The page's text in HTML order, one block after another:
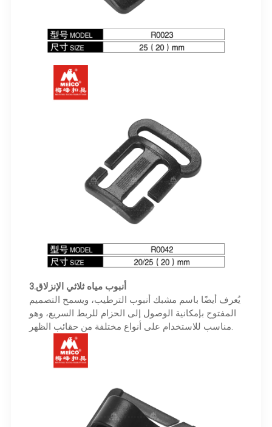
3.أنبوب مياه ثلاثي الإنزلاق
يُعرف أيضًا باسم مشبك أنبوب الترطيب، ويسمح التصميم
المفتوح بإمكانية الوصول إلى الحزام للربط السريع، وهو
مناسب للاستخدام على أنواع مختلفة من حقائب الظهر.